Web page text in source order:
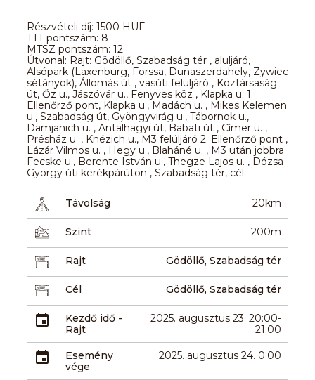
Részvételi díj: 1500 HUF
TTT pontszám: 8
MTSZ pontszám: 12
Útvonal: Rajt: Gödöllő, Szabadság tér , aluljáró,
Alsópark (Laxenburg, Forssa, Dunaszerdahely, Zywiec
sétányok), Állomás út , vasúti felüljáró , Köztársaság
út, Őz u., Jászóvár u., Fenyves köz , Klapka u. 1.
Ellenőrző pont, Klapka u., Madách u. , Mikes Kelemen
u., Szabadság út, Gyöngyvirág u., Tábornok u.,
Damjanich u. , Antalhagyi út, Babati út , Címer u. ,
Présház u. , Knézich u., M3 felüljáró 2. Ellenőrző pont ,
Lázár Vilmos u. , Hegy u., Blaháné u. , M3 után jobbra
Fecske u., Berente István u., Thegze Lajos u. , Dózsa
György úti kerékpárúton , Szabadság tér, cél.
Távolság 20km
Szint 200m
Rajt Gödöllő, Szabadság tér
Cél Gödöllő, Szabadság tér
Kezdő idő -
Rajt
2025. augusztus 23. 20:00-
21:00
Esemény
vége
2025. augusztus 24. 0:00